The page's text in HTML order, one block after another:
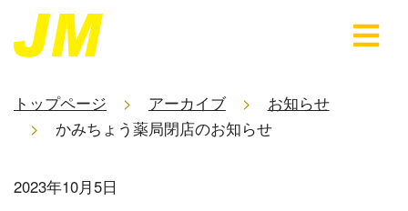
トップページ アーカイブ
お知らせ
かみちょう薬局閉店のお知らせ
2023年10月5日